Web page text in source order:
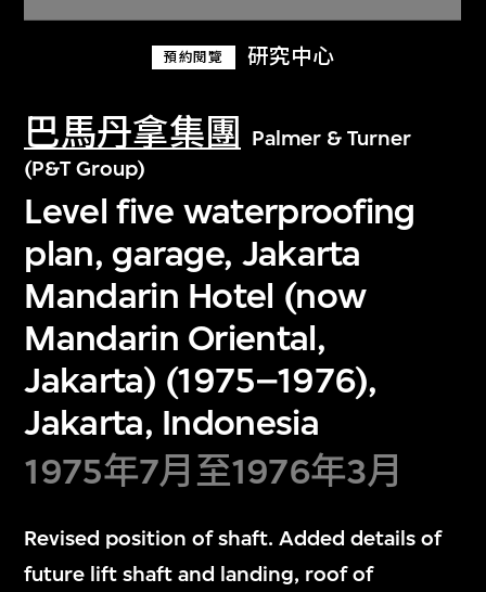
預約閱覽 研究中心
巴馬丹拿集團
Palmer & Turner
(P&T Group)
Level five waterproofing
plan, garage, Jakarta
Mandarin Hotel (now
Mandarin Oriental,
Jakarta) (1975–1976),
Jakarta, Indonesia
1975年7月至1976年3月
Revised position of shaft. Added details of
future lift shaft and landing, roof of
關於M+藏品
探索世界頂級的二十及二十一世紀視覺
文化藏品。